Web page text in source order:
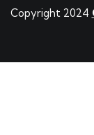
Copyright 2024